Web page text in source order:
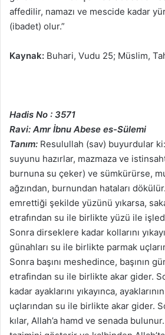
affedilir, namazı ve mescide kadar
(ibadet) olur.”
Kaynak: Buhari, Vudu 25; Müslim,
Hadis No : 3571
Ravi: Amr İbnu Abese es-Sülemi
Tanım: Resulullah (sav) buyurdular
suyunu hazırlar, mazmaza ve
burnuna su çeker) ve sümkürürse,
ağzından, burnundan hataları
emrettiği şekilde yüzünü yıkarsa,
etrafından su ile birlikte yüzü ile
Sonra dirseklere kadar kollarını
günahları su ile birlikte parmak
Sonra başını meshedince, başının
etrafindan su ile birlikte akar gider.
kadar ayaklarını yıkayınca,
uçlarından su ile birlikte akar gider.
kılar, Allah’a hamd ve senada